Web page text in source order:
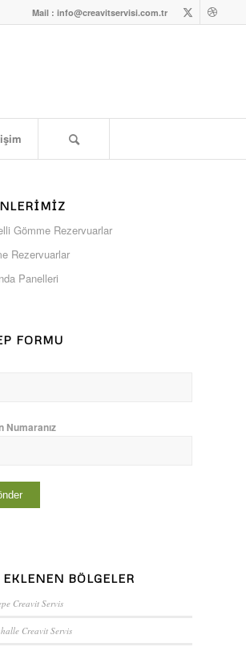
Mail : info@creavitservisi.com.tr
Gömme Rezervuarlar
Rezervuarlar
Panelleri
FORMU
Numaranız
EKLENEN BÖLGELER
Creavit Servis
Creavit Servis